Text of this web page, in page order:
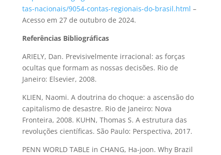
tas-nacionais/9054-contas-regionais-do-brasil.html –
Acesso em 27 de outubro de 2024.
Referências Bibliográficas
ARIELY, Dan. Previsivelmente irracional: as forças
ocultas que formam as nossas decisões. Rio de
Janeiro: Elsevier, 2008.
KLIEN, Naomi. A doutrina do choque: a ascensão do
capitalismo de desastre. Rio de Janeiro: Nova
Fronteira, 2008. KUHN, Thomas S. A estrutura das
revoluções científicas. São Paulo: Perspectiva, 2017.
PENN WORLD TABLE in CHANG, Ha-joon. Why Brazil